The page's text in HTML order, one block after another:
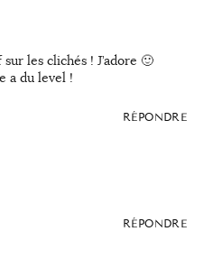
les clichés ! J’adore 🙂
a du level !
RÉPONDRE
RÉPONDRE